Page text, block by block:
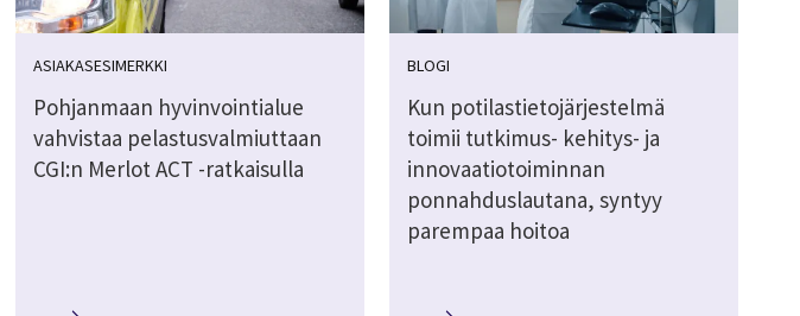
ASIAKASESIMERKKI
Pohjanmaan hyvinvointialue
vahvistaa pelastusvalmiuttaan
CGI:n Merlot ACT -ratkaisulla
BLOGI
Kun potilastietojärjestelmä
toimii tutkimus- kehitys- ja
innovaatiotoiminnan
ponnahduslautana, syntyy
parempaa hoitoa